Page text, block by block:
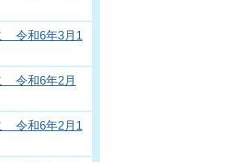
令和6年3月1
令和6年2月
令和6年2月1